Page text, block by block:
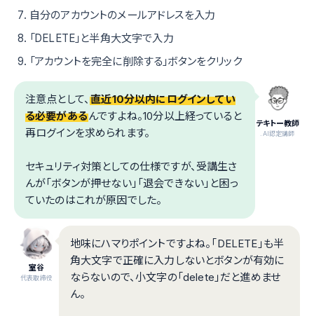
自分のアカウントのメールアドレスを入力
「DELETE」と半角大文字で入力
「アカウントを完全に削除する」ボタンをクリック
テキトー教師
.AI認定講師
注意点として、直近10分以内にログインしてい
る必要があるんですよね。10分以上経っていると
再ログインを求められます。
セキュリティ対策としての仕様ですが、受講生さ
んが「ボタンが押せない」「退会できない」と困っ
ていたのはこれが原因でした。
室谷
代表取締役
地味にハマりポイントですよね。「DELETE」も半
角大文字で正確に入力しないとボタンが有効に
ならないので、小文字の「delete」だと進めませ
ん。